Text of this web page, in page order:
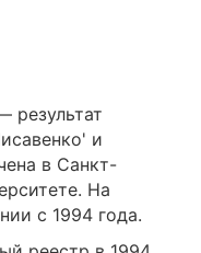
результат
и
в Санкт-
На
с 1994 года.